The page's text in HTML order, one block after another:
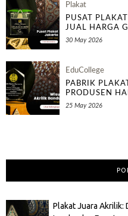
Plakat
PUSAT
JUAL HARGA
30 May 2026
EduCollege
PABRIK
PRODUSEN
25 May 2026
Plakat Juara Akrilik: